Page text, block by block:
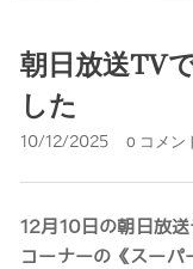
朝日放送TV
した
10/12/2025 0 コメン
12月10日の朝日放
コーナーの《スー